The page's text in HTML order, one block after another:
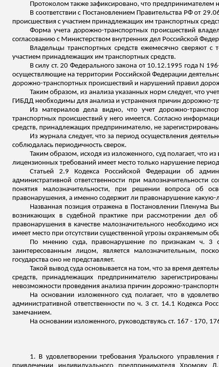
Протоколом также зафиксировано, что предпринимателем
В соответствии с Постановлением Правительства РФ от
происшествия с участием принадлежащих им транспортных
Форма учета дорожно-транспортных происшествий
согласованию с Министерством внутренних дел Российской
Владельцы транспортных средств ежемесячно сверяют
участием принадлежащих им транспортных средств.
В силу ст. 20 Федерального закона от 10.12.1995 года N
осуществляющие на территории Российской Федерации
дорожно-транспортных происшествий и нарушений правил
Таким образом, из анализа указанных норм следует, что
ГИБДД необходимы для анализа и устранения причин дорожно-
Из материалов дела видно, что учет дорожно-
транспортных происшествий у него имеется. Согласно
средств, принадлежащих предпринимателю, не
Из журнала следует, что за период осуществления
соблюдалась периодичность сверок.
Таким образом, исходя из изложенного, суд полагает, что
лицензионных требований имеет место только нарушение
Статьей 2.9 Кодекса Российской Федерации об
административной ответственности при
понятия малозначительности, при решении вопроса об
правонарушения, а именно содержит ли правонарушение какую-
Названная позиция отражена в Постановлении Пленума
возникающих в судебной практике при рассмотрении дел
правонарушения в качестве малозначительного необходимо
имеет место при отсутствии существенной угрозы охраняемым
По мнению суда, правонарушение по признакам ч. 3
заинтересованным лицом, является малозначительным,
государства оно не представляет.
Такой вывод суда основывается на том, что за время
средств, принадлежащих предпринимателю зарегистрированы
невозможности проведения анализа причин дорожно-
На основании изложенного суд полагает, что в
административной ответственности по ч. 3 ст. 14.1 Кодекса
замечанием.
На основании изложенного, руководствуясь ст. 167 - 170,
1. В удовлетворении требования Уральского